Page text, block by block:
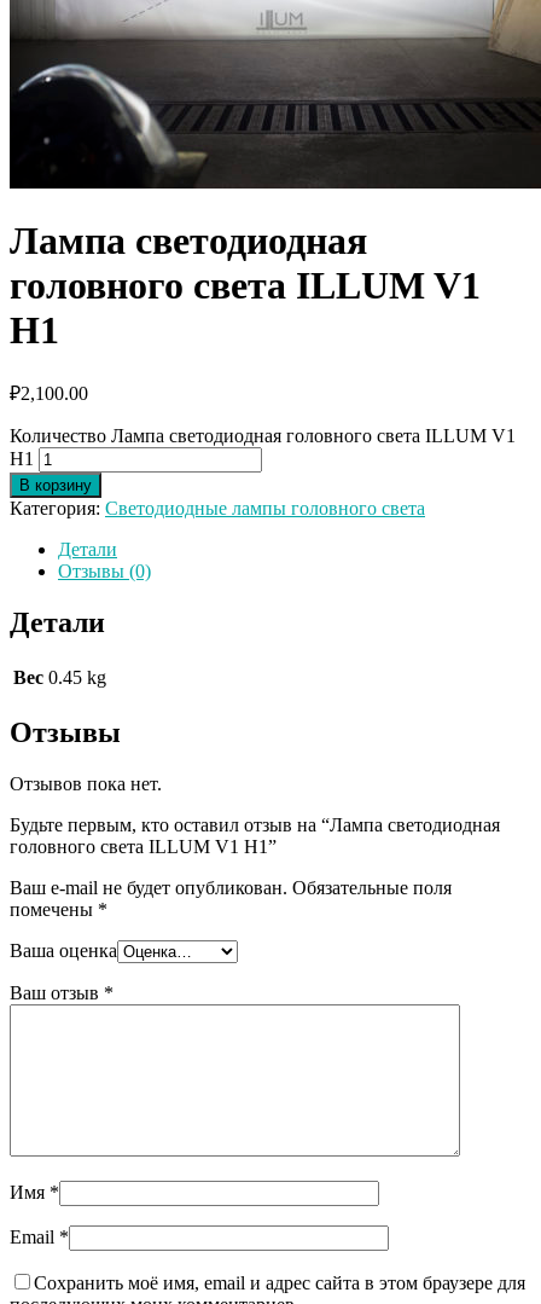
Лампа светодиодная
головного света ILLUM V1
H1
₽2,100.00
Количество Лампа светодиодная головного света ILLUM V1
H1
В корзину
Категория: Светодиодные лампы головного света
Детали
Отзывы (0)
Детали
Вес 0.45 kg
Отзывы
Отзывов пока нет.
Будьте первым, кто оставил отзыв на “Лампа светодиодная
головного света ILLUM V1 H1”
Ваш e-mail не будет опубликован. Обязательные поля
помечены *
Ваша оценка
Ваш отзыв *
Имя *
Email *
Сохранить моё имя, email и адрес сайта в этом браузере для